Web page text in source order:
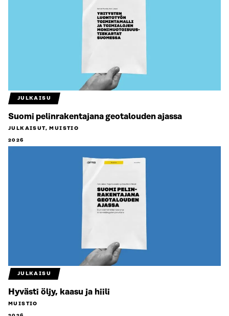
JULKAISU
Suomi pelinrakentajana geotalouden ajassa
JULKAISUT, MUISTIO
2026
JULKAISU
Hyvästi öljy, kaasu ja hiili
MUISTIO